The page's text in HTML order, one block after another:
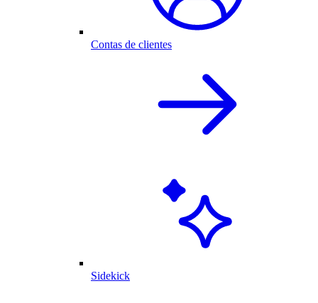
Contas de clientes
Sidekick